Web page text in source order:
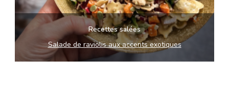
Recettes salées
Salade de raviolis aux accents exotiques